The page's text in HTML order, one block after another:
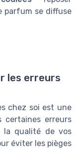
parfum se diffuse
les erreurs
chez soi est une
certaines erreurs
la qualité de vos
éviter les pièges